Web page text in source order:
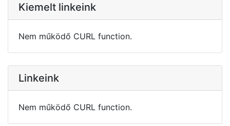
Kiemelt linkeink
Nem működő CURL function.
Linkeink
Nem működő CURL function.